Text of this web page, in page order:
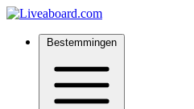
Bestemmingen